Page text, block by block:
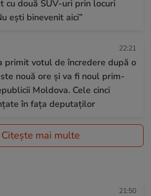
cu două SUV-uri prin locuri
ești binevenit aici”
22:21
primit votul de încredere după o
nouă ore și va fi noul prim-
Moldova. Cele cinci
în fața deputaților
Citește mai multe
21:50